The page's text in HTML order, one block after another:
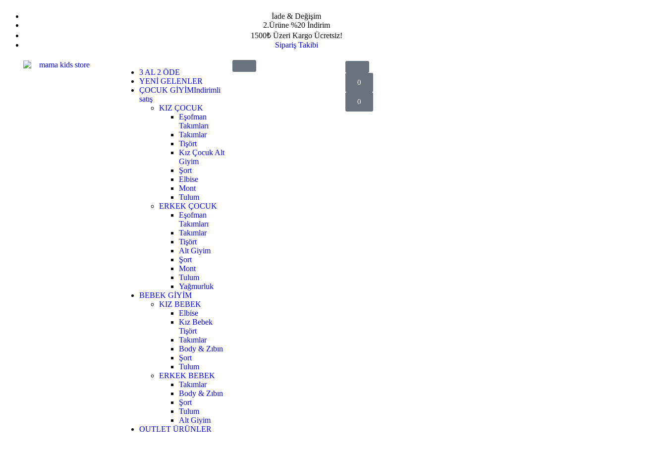
İade & Değişim
2.Ürüne %20 İndirim
1500₺ Üzeri Kargo Ücretsiz!
Sipariş Takibi
3 AL 2 ÖDE
YENİ GELENLER
ÇOCUK GİYİMIndirimli
satış
KIZ ÇOCUK
Eşofman
Takımları
Takımlar
Tişört
Kız Çocuk Alt
Giyim
Şort
Elbise
Mont
Tulum
ERKEK ÇOCUK
Eşofman
Takımları
Takımlar
Tişört
Alt Giyim
Şort
Mont
Tulum
Yağmurluk
BEBEK GİYİM
KIZ BEBEK
Elbise
Kız Bebek
Tişört
Takımlar
Body & Zıbın
Şort
Tulum
ERKEK BEBEK
Takımlar
Body & Zıbın
Şort
Tulum
Alt Giyim
OUTLET ÜRÜNLER
0
0